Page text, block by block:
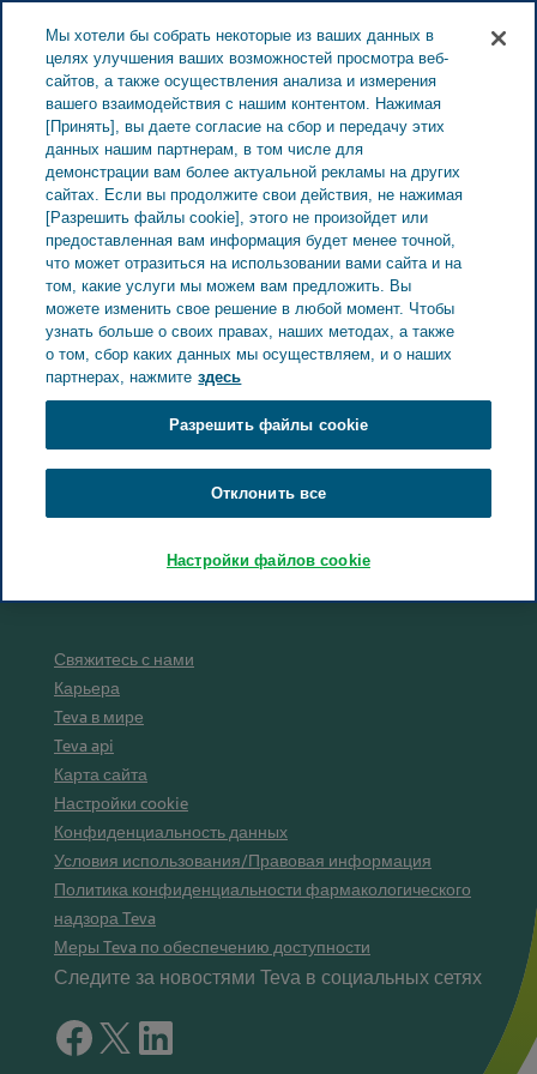
Забота о здоровье
Все истории
Извините, контент недоступен на этом языке.
Извините, контент
недоступен на этом
языке.
Свяжитесь с нами
Карьера
Teva в мире
Teva api
Карта сайта
Настройки cookie
Конфиденциальность данных
Условия использования/Правовая информация
Политика конфиденциальности фармакологического
надзора Teva
Меры Teva по обеспечению доступности
Следите за новостями Teva в социальных сетях
Мы хотели бы собрать некоторые из ваших данных в
целях улучшения ваших возможностей просмотра веб-
сайтов, а также осуществления анализа и измерения
вашего взаимодействия с нашим контентом. Нажимая
[Принять], вы даете согласие на сбор и передачу этих
данных нашим партнерам, в том числе для
демонстрации вам более актуальной рекламы на других
сайтах. Если вы продолжите свои действия, не нажимая
[Разрешить файлы cookie], этого не произойдет или
предоставленная вам информация будет менее точной,
что может отразиться на использовании вами сайта и на
том, какие услуги мы можем вам предложить. Вы
можете изменить свое решение в любой момент. Чтобы
узнать больше о своих правах, наших методах, а также
о том, сбор каких данных мы осуществляем, и о наших
партнерах, нажмите здесь
Разрешить файлы cookie
Отклонить все
Настройки файлов cookie